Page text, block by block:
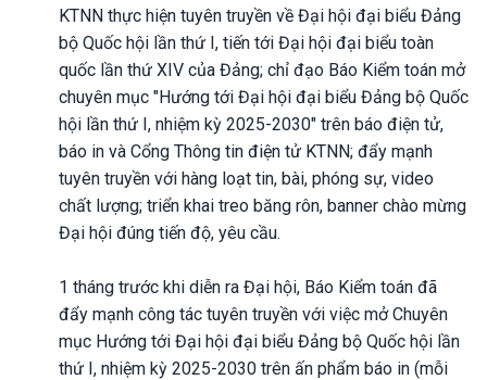
KTNN thực hiện tuyên truyền về Đại hội đại biểu Đảng
bộ Quốc hội lần thứ I, tiến tới Đại hội đại biểu toàn
quốc lần thứ XIV của Đảng; chỉ đạo Báo Kiểm toán mở
chuyên mục "Hướng tới Đại hội đại biểu Đảng bộ Quốc
hội lần thứ I, nhiệm kỳ 2025-2030" trên báo điện tử,
báo in và Cổng Thông tin điện tử KTNN; đẩy mạnh
tuyên truyền với hàng loạt tin, bài, phóng sự, video
chất lượng; triển khai treo băng rôn, banner chào mừng
Đại hội đúng tiến độ, yêu cầu.
1 tháng trước khi diễn ra Đại hội, Báo Kiểm toán đã
đẩy mạnh công tác tuyên truyền với việc mở Chuyên
mục Hướng tới Đại hội đại biểu Đảng bộ Quốc hội lần
thứ I, nhiệm kỳ 2025-2030 trên ấn phẩm báo in (mỗi